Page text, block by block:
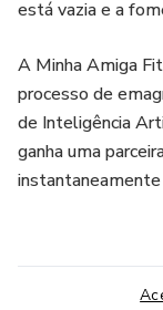
está vazia e a
A Minha Amiga
processo de
de Inteligência
ganha uma